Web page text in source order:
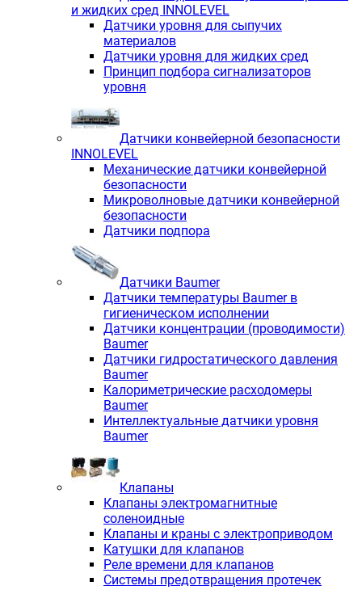
и жидких сред INNOLEVEL
Датчики уровня для сыпучих
материалов
Датчики уровня для жидких сред
Принцип подбора сигнализаторов
уровня
Датчики конвейерной безопасности
INNOLEVEL
Механические датчики конвейерной
безопасности
Микроволновые датчики конвейерной
безопасности
Датчики подпора
Датчики Baumer
Датчики температуры Baumer в
гигиеническом исполнении
Датчики концентрации (проводимости)
Baumer
Датчики гидростатического давления
Baumer
Калориметрические расходомеры
Baumer
Интеллектуальные датчики уровня
Baumer
Клапаны
Клапаны электромагнитные
соленоидные
Клапаны и краны с электроприводом
Катушки для клапанов
Реле времени для клапанов
Системы предотвращения протечек